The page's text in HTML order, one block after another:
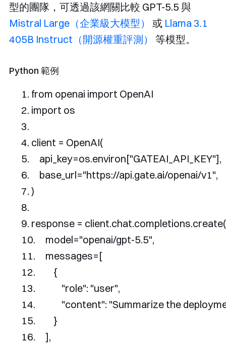
型的團隊，可透過該網關比較 GPT-5.5 與
Mistral Large（企業級大模型）
或 Llama 3.1
405B Instruct（開源權重評測）
等模型。
Python 範例
from openai import OpenAI
import os
client = OpenAI(
    api_key
=os.environ["GATEAI_API_KEY"],
    base_url
="https://api.gate.ai/openai/v1",
)
response = client.chat.completions.create(
    model
="openai/gpt-5.5",
    messages
=[
{
"role": "user",
"content": "Summarize the
}
],